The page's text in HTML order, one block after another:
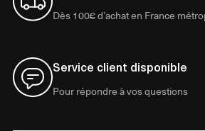
Dès 100€ d’achat en France
Service client disponible
Pour répondre à vos questions